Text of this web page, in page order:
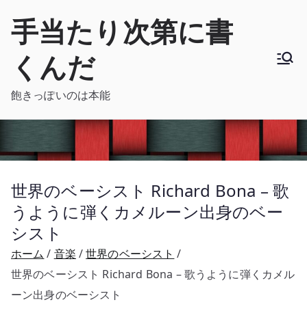
手当たり次第に書
くんだ
飽きっぽいのは本能
世界のベーシスト Richard Bona – 歌
うように弾くカメルーン出身のベー
シスト
ホーム 音楽
世界のベーシスト
世界のベーシスト Richard Bona – 歌うように弾くカメル
ーン出身のベーシスト